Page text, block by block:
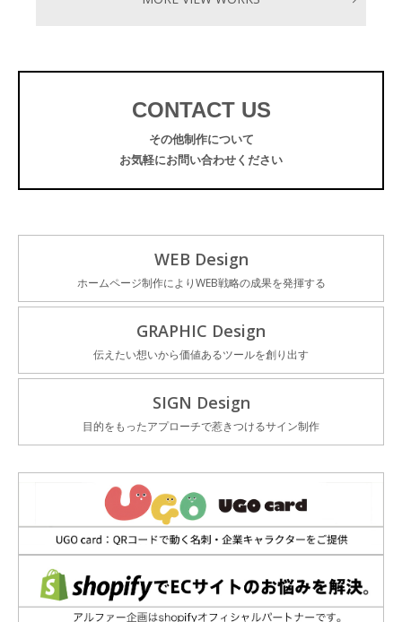
CONTACT US
その他制作について
お気軽にお問い合わせください
WEB Design
ホームページ制作によりWEB戦略の成果を発揮する
GRAPHIC Design
伝えたい想いから価値あるツールを創り出す
SIGN Design
目的をもったアプローチで惹きつけるサイン制作